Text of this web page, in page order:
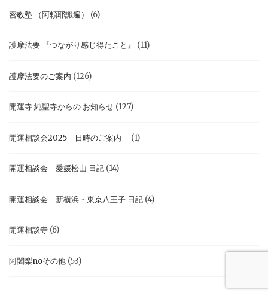
密教塾 （阿頼耶識遍） (6)
護摩法要 『つながり感じ得たこと』 (11)
護摩法要のご案内 (126)
開運寺 純聖寺からの お知らせ (127)
開運相談会2025 日時のご案内 (1)
開運相談会 愛媛松山 日記 (14)
開運相談会 新横浜・東京八王子 日記 (4)
開運相談寺 (6)
阿闍梨noその他 (53)